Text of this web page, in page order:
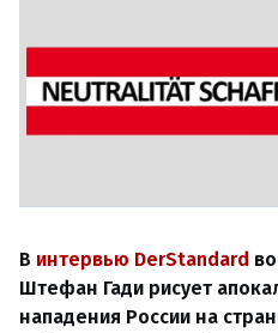
В интервью DerStandard
Штефан Гади рисует
нападения России на